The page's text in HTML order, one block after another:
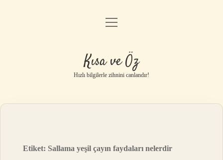
Anasayfa
Gizlilik Politikası
Yasal Uyarı
menüyü
Kısa ve Öz
Hızlı bilgilerle zihnini canlandır!
Etiket: Sallama yeşil çayın faydaları nelerdir